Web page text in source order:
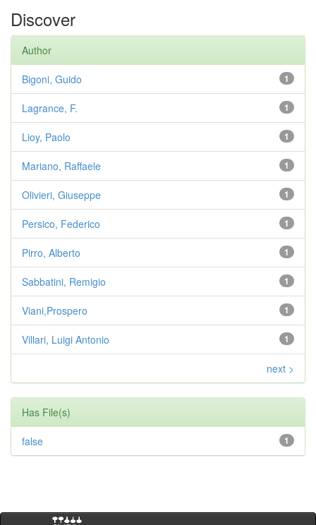
Discover
Author
1
Bigoni, Guido
1
Lagrance, F.
1
Lioy, Paolo
1
Mariano, Raffaele
1
Olivieri, Giuseppe
1
Persico, Federico
1
Pirro, Alberto
1
Sabbatini, Remigio
1
Viani,Prospero
1
Villari, Luigi Antonio
next >
Has File(s)
1
false